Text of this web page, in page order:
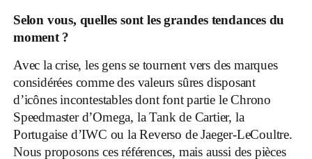
Selon vous, quelles sont les grandes tendances du
moment ?
Avec la crise, les gens se tournent vers des marques
considérées comme des valeurs sûres disposant
d’icônes incontestables dont font partie le Chrono
Speedmaster d’Omega, la Tank de Cartier, la
Portugaise d’IWC ou la Reverso de Jaeger-LeCoultre.
Nous proposons ces références, mais aussi des pièces